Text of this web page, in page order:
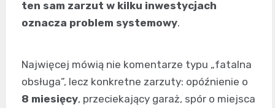
ten sam zarzut w kilku inwestycjach
oznacza problem systemowy.
Najwięcej mówią nie komentarze typu „fatalna
obsługa”, lecz konkretne zarzuty: opóźnienie o
8 miesięcy, przeciekający garaż, spór o miejsca